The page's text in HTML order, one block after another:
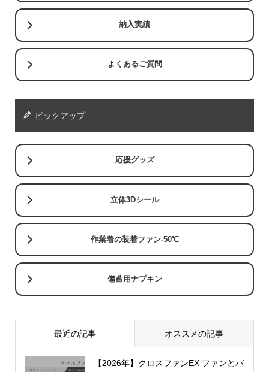
納入実績
よくあるご質問
ピックアップ
応援グッズ
立体3Dシール
作業着の装着ファン-50℃
備蓄用ナプキン
最近の記事 オススメの記事
【2026年】クロスファンEX ファンとバ